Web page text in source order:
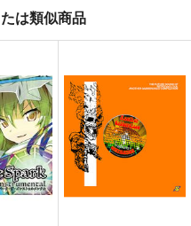
菅牧典
サンプル
は類似商品